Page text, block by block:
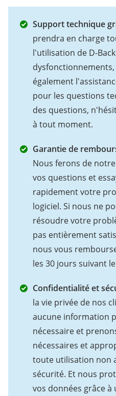
Support technique
prendra en charge
l'utilisation de D-
également
pour les questions
des questions,
à tout moment.
Garantie de
Nous ferons de
vos questions et
rapidement votre
logiciel. Si nous ne
résoudre votre
pas entièrement
nous vous
les 30 jours suivant
Confidentialité et
la vie privée de nos
aucune information
nécessaire et
nécessaires et
toute utilisation non
sécurité. Et nous
vos données grâce